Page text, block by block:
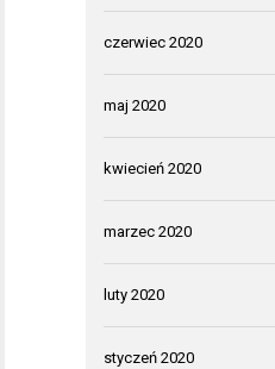
czerwiec 2020
maj 2020
kwiecień 2020
marzec 2020
luty 2020
styczeń 2020